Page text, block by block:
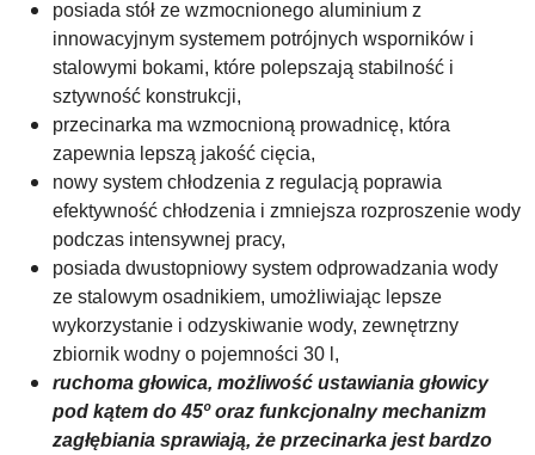
posiada stół ze wzmocnionego aluminium z
innowacyjnym systemem potrójnych wsporników i
stalowymi bokami, które polepszają stabilność i
sztywność konstrukcji,
przecinarka ma wzmocnioną prowadnicę, która
zapewnia lepszą jakość cięcia,
nowy system chłodzenia z regulacją poprawia
efektywność chłodzenia i zmniejsza rozproszenie wody
podczas intensywnej pracy,
posiada dwustopniowy system odprowadzania wody
ze stalowym osadnikiem, umożliwiając lepsze
wykorzystanie i odzyskiwanie wody, zewnętrzny
zbiornik wodny o pojemności 30 l,
ruchoma głowica, możliwość ustawiania głowicy
pod kątem do 45º oraz funkcjonalny mechanizm
zagłębiania sprawiają, że przecinarka jest bardzo